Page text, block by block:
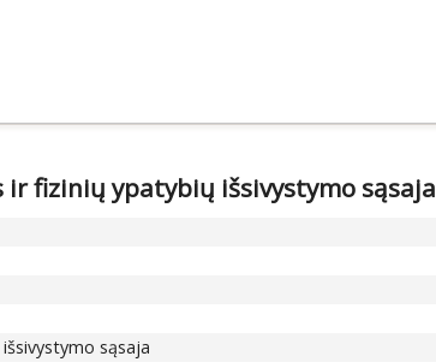
fizinių ypatybių išsivystymo sąsaja
sąsaja